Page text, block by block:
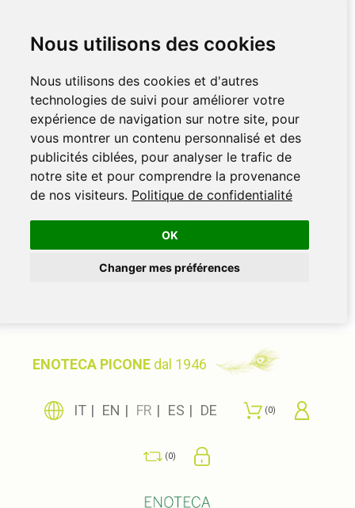
Nous utilisons des cookies
Nous utilisons des cookies et d'autres
technologies de suivi pour améliorer votre
expérience de navigation sur notre site, pour
vous montrer un contenu personnalisé et des
publicités ciblées, pour analyser le trafic de
notre site et pour comprendre la provenance
de nos visiteurs. Politique de confidentialité
OK
Changer mes préférences
ENOTECA PICONE dal 1946
IT EN FR ES DE 0
0